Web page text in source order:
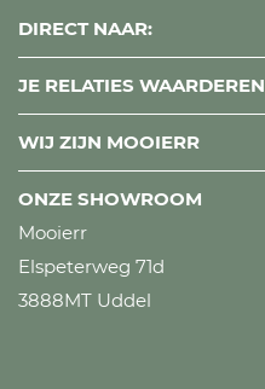
DIRECT NAAR:
JE RELATIES WAARDEREN
WIJ ZIJN MOOIERR
ONZE SHOWROOM
Mooierr
Elspeterweg 71d
3888MT Uddel